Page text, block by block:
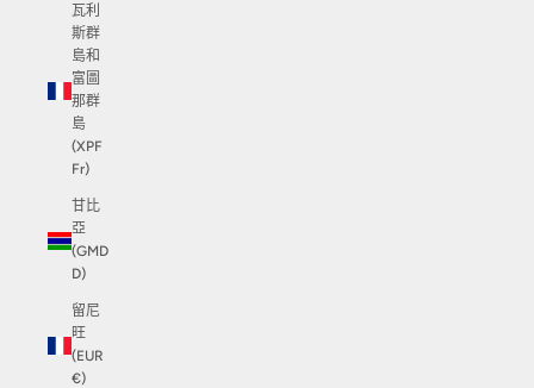
瓦利
斯群
島和
富圖
那群
島
(XPF
Fr)
甘比
亞
(GMD
D)
留尼
旺
(EUR
€)